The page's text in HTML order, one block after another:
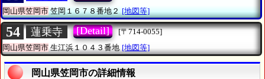
岡山県笠岡市笠岡１６７８番地２ [地図等]
54 蓮乗寺 [Detail]
[〒714-0055]
岡山県笠岡市生江浜１０４３番地 [地図等]
岡山県笠岡市の詳細情報